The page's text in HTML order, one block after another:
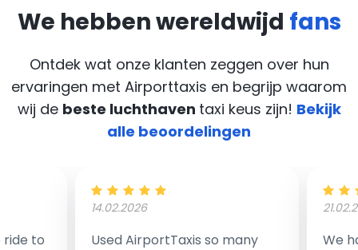
We hebben wereldwijd fans
Ontdek wat onze klanten zeggen over hun
ervaringen met Airporttaxis en begrijp waarom
wij de beste luchthaven taxi keus zijn! Bekijk
alle beoordelingen
to
14.02.2026
Used AirportTaxis so many
We